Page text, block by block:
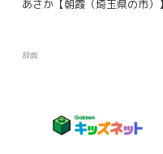
あさか【朝霞（埼玉県の市）】
辞典